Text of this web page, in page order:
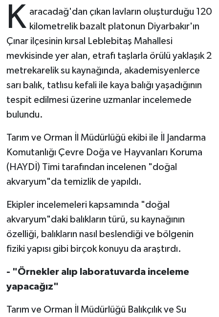
K aracadağ'dan çıkan lavların oluşturduğu 120
kilometrelik bazalt platonun Diyarbakır'ın
Çınar ilçesinin kırsal Leblebitaş Mahallesi
mevkisinde yer alan, etrafı taşlarla örülü yaklaşık 2
metrekarelik su kaynağında, akademisyenlerce
sarı balık, tatlısu kefali ile kaya balığı yaşadığının
tespit edilmesi üzerine uzmanlar incelemede
bulundu.
Tarım ve Orman İl Müdürlüğü ekibi ile İl Jandarma
Komutanlığı Çevre Doğa ve Hayvanları Koruma
(HAYDİ) Timi tarafından incelenen "doğal
akvaryum"da temizlik de yapıldı.
Ekipler incelemeleri kapsamında "doğal
akvaryum"daki balıkların türü, su kaynağının
özelliği, balıkların nasıl beslendiği ve bölgenin
fiziki yapısı gibi birçok konuyu da araştırdı.
- "Örnekler alıp laboratuvarda inceleme
yapacağız"
Tarım ve Orman İl Müdürlüğü Balıkçılık ve Su
Bilecik Müftülüğü
Bingöl Müftülüğü
Bitlis Müftülüğü
Bolu Müftülüğü
Burdur Müftülüğü
Bursa Müftülüğü
Çanakkale Müftülüğü
Çorum Müftülüğü
Denizli Müftülüğü
Düzce Müftülüğü
Kültür-Sanat
Aile
Sağlık
Makaleler
Ekonomi
Duyurular
Podcast
Biyografiler
Diyanet TV
YAŞAM